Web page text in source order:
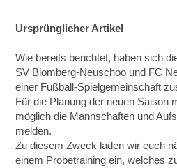
Ursprünglicher Artikel
Wie bereits berichtet, haben sich
SV Blomberg-Neuschoo und FC
einer Fußball-Spielgemeinschaft
Für die Planung der neuen Saison
möglich die Mannschaften und
melden.
Zu diesem Zweck laden wir euch
einem Probetraining ein, welches